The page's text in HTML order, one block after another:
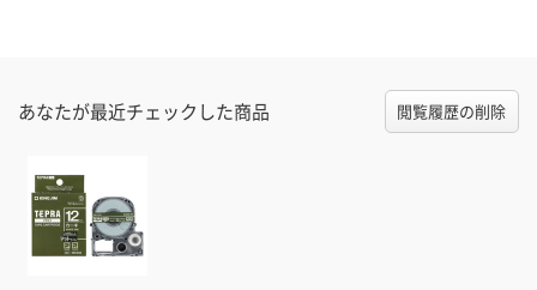
あなたが最近チェックした商品 閲覧履歴の削除